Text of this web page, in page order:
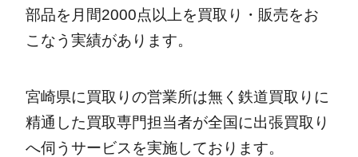
部品を月間2000点以上を買取り・販売をお
こなう実績があります。
宮崎県に買取りの営業所は無く鉄道買取りに
精通した買取専門担当者が全国に出張買取り
へ伺うサービスを実施しております。